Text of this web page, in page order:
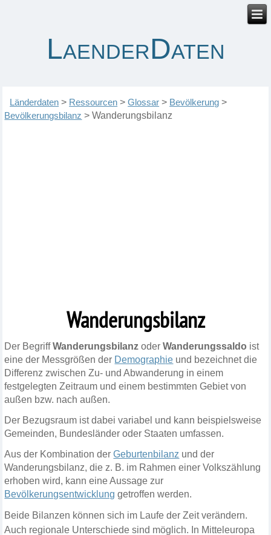
LaenderDaten
Länderdaten > Ressourcen >Glossar > Bevölkerung >
Bevölkerungsbilanz >Wanderungsbilanz
Wanderungsbilanz
Der BegriffWanderungsbilanz oderWanderungssaldo ist
eine der Messgrößen der Demographie und bezeichnet die
Differenz zwischen Zu- und Abwanderung in einem
festgelegten Zeitraum und einem bestimmten Gebiet von
außen bzw. nach außen.
Der Bezugsraum ist dabei variabel und kann beispielsweise
Gemeinden, Bundesländer oder Staaten umfassen.
Aus der Kombination derGeburtenbilanz und der
Wanderungsbilanz, die z. B. im Rahmen einer Volkszählung
erhoben wird, kann eine Aussage zur
Bevölkerungsentwicklung getroffen werden.
Beide Bilanzen können sich im Laufe der Zeit verändern.
Auch regionale Unterschiede sind möglich. In Mitteleuropa